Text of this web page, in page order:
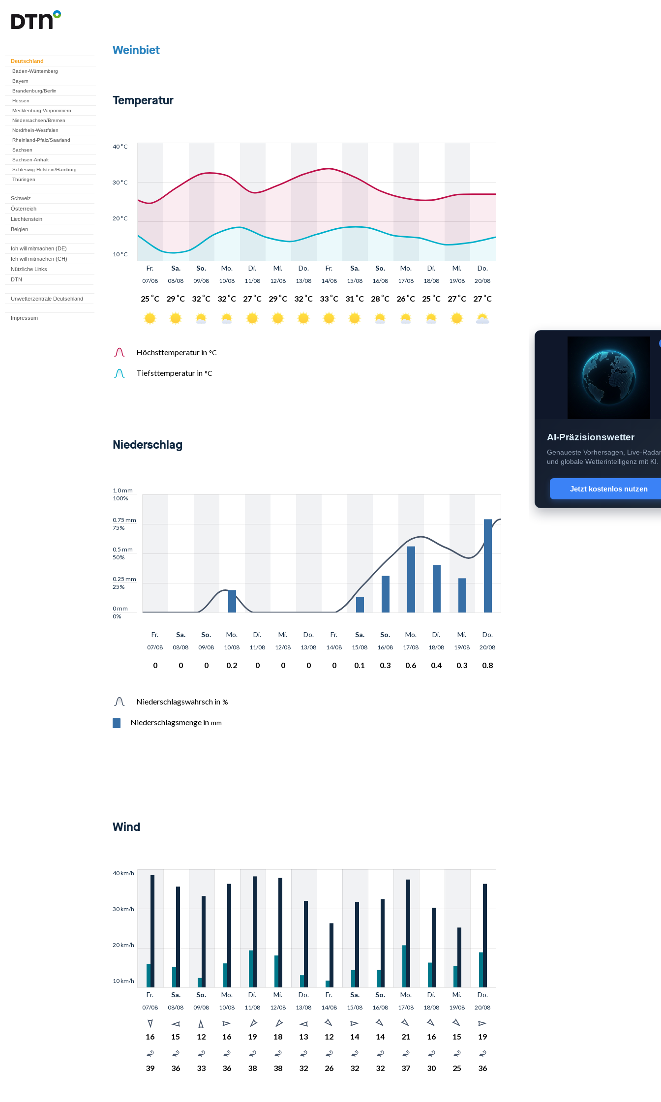
Deutschland
Baden-Württemberg
Bayern
Brandenburg/Berlin
Hessen
Mecklenburg-Vorpommern
Niedersachsen/Bremen
Nordrhein-Westfalen
Rheinland-Pfalz/Saarland
Sachsen
Sachsen-Anhalt
Schleswig-Holstein/Hamburg
Thüringen
Schweiz
Österreich
Liechtenstein
Belgien
Ich will mitmachen (DE)
Ich will mitmachen (CH)
Nützliche Links
DTN
Unwetterzentrale Deutschland
Impressum
AI-Präzisionswetter
Genaueste Vorhersagen, Live-Radar
und globale Wetterintelligenz mit KI.
Jetzt kostenlos nutzen